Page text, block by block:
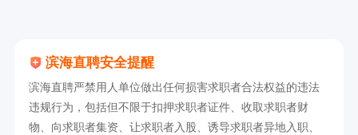
滨海直聘安全提醒
滨海直聘严禁用人单位做出任何损害求职者合法权益的违法
违规行为，包括但不限于扣押求职者证件、收取求职者财
物、向求职者集资、让求职者入股、诱导求职者异地入职、